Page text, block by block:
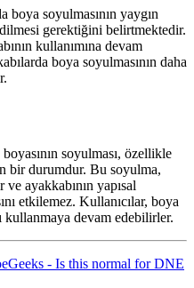
boya soyulmasının yaygın
gerektiğini belirtmektedir.
kullanımına devam
boya soyulmasının daha
soyulması, özellikle
bir durumdur. Bu soyulma,
ve ayakkabının yapısal
etkilemez. Kullanıcılar, boya
kullanmaya devam edebilirler.
- Is this normal for DNE